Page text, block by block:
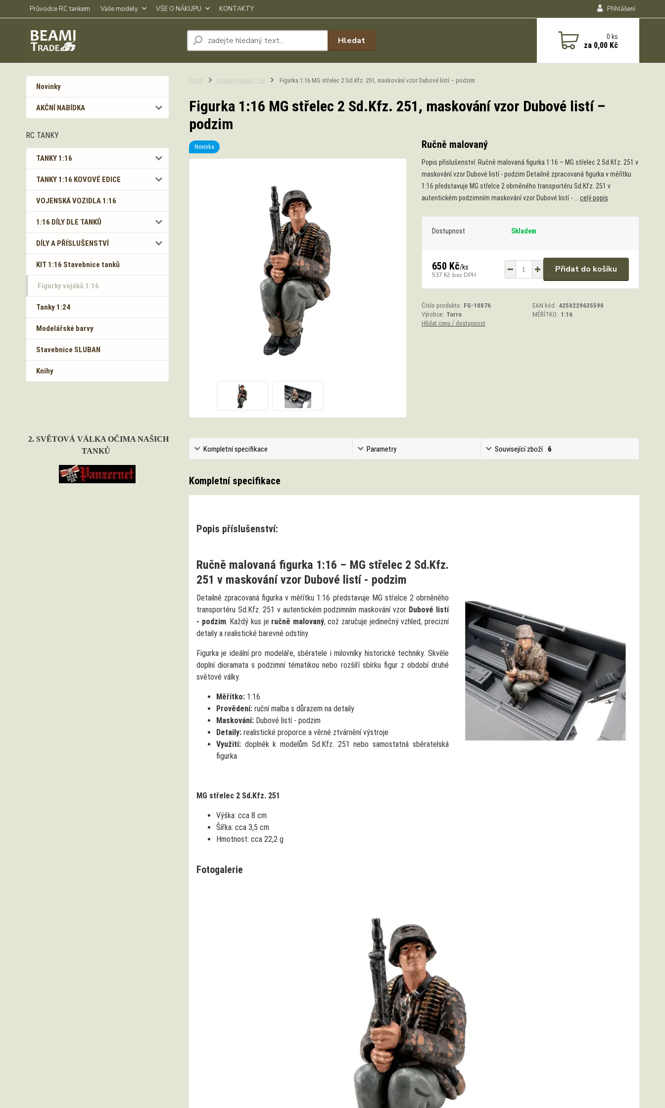
Průvodce RC tankem Vaše modely VŠE O NÁKUPU KONTAKTY Přihlášení
Hledat 0ks
za 0,00 Kč
Novinky
AKČNÍ NABÍDKA
RC TANKY
TANKY 1:16
TANKY 1:16 KOVOVÉ EDICE
VOJENSKÁ VOZIDLA 1:16
1:16 DÍLY DLE TANKŮ
DÍLY A PŘÍSLUŠENSTVÍ
KIT 1:16 Stavebnice tanků
Figurky vojáků 1:16
Tanky 1:24
Modelářské barvy
Stavebnice SLUBAN
Knihy
2. SVĚTOVÁ VÁLKA OČIMA NAŠICH
TANKŮ
Úvod Figurky vojáků 1:16 Figurka 1:16 MG střelec 2 Sd.Kfz. 251, maskování vzor Dubové listí – podzim
Figurka 1:16 MG střelec 2 Sd.Kfz. 251, maskování vzor Dubové listí –
podzim
Novinka Ručně malovaný
Popis příslušenství: Ručně malovaná figurka 1:16 – MG střelec 2 Sd.Kfz. 251 v
maskování vzor Dubové listí - podzim Detailně zpracovaná figurka v měřítku
1:16 představuje MG střelce 2 obrněného transportéru Sd.Kfz. 251 v
autentickém podzimním maskování vzor Dubové listí - ... celý popis
Dostupnost Skladem
650 Kč/ks
537 Kč bez DPH
Přidat do košíku
Číslo produktu: FG-10076 EAN kód: 4250229635590
Výrobce: Torro MĚŘÍTKO: 1:16
Hlídat cenu / dostupnost
Kompletní specifikace Parametry Související zboží 6
Kompletní specifikace
Popis příslušenství:
Ručně malovaná figurka 1:16 – MG střelec 2 Sd.Kfz.
251 v maskování vzor Dubové listí - podzim
Detailně zpracovaná figurka v měřítku 1:16 představuje MG střelce 2 obrněného
transportéru Sd.Kfz. 251 v autentickém podzimním maskování vzor Dubové listí
- podzim. Každý kus je ručně malovaný, což zaručuje jedinečný vzhled, precizní
detaily a realistické barevné odstíny.
Figurka je ideální pro modeláře, sběratele i milovníky historické techniky. Skvěle
doplní dioramata s podzimní tématikou nebo rozšíří sbírku figur z období druhé
světové války.
Měřítko:1:16
Provědení:ruční malba s důrazem na detaily
Maskování:Dubové listí - podzim
Detaily:realistické proporce a věrné ztvárnění výstroje
Využití:doplněk k modelům Sd.Kfz. 251 nebo samostatná sběratelská
figurka
MG střelec 2 Sd.Kfz. 251
Výška: cca 8 cm
Šířka: cca 3,5 cm
Hmotnost: cca 22,2 g
Fotogalerie